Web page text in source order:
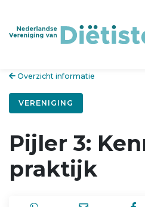
Overzicht informatie
VERENIGING
Pijler 3:
praktijk